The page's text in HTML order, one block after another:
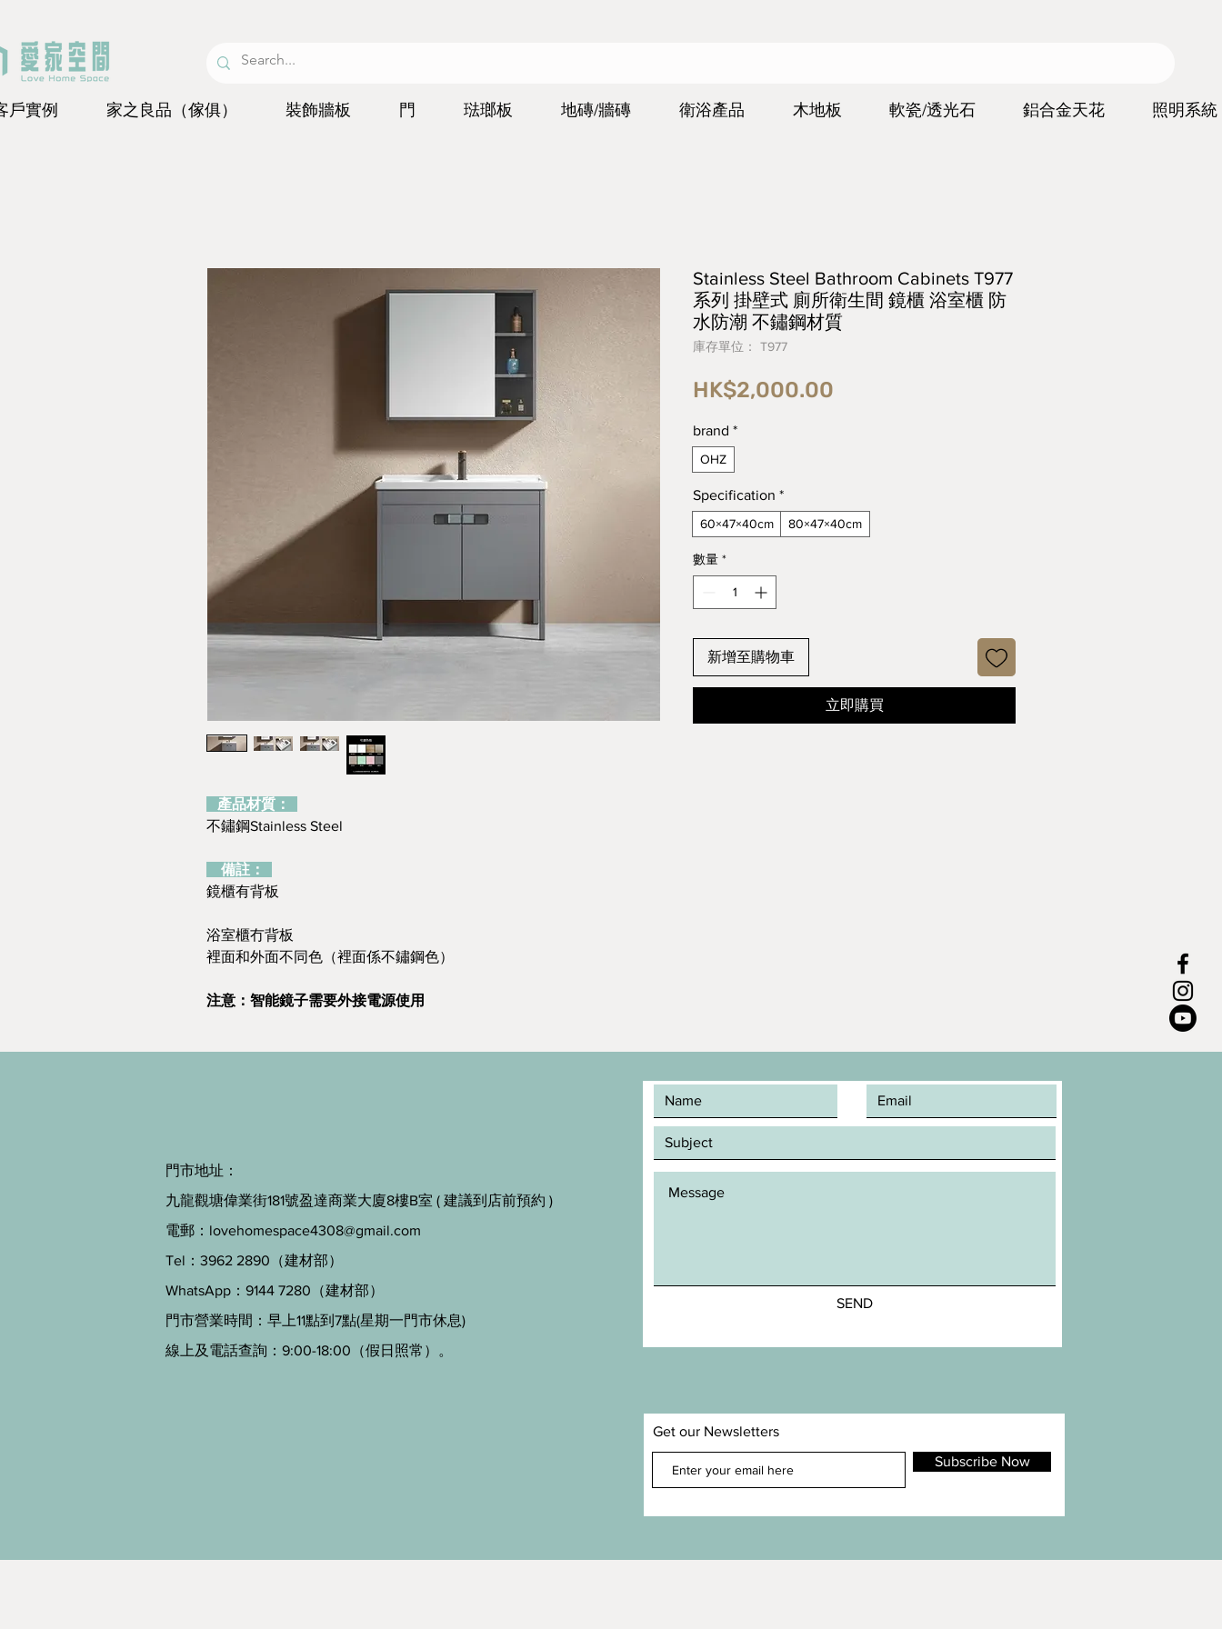
戶實例 家之良品（傢俱） 裝飾牆板 門 琺瑯板 地磚/牆磚 衛浴產品 木地板 軟瓷/透光石 鋁合金天花 照明系統
產品材質：
不鏽鋼Stainless Steel
備註：
鏡櫃有背板
浴室櫃冇背板
裡面和外面不同色（裡面係不鏽鋼色）
注意：智能鏡子需要外接電源使用
Stainless Steel Bathroom Cabinets T977
系列 掛壁式 廁所衛生間 鏡櫃 浴室櫃 防
水防潮 不鏽鋼材質
庫存單位： T977
HK$2,000.00
brand *
OHZ
Specification *
60×47×40cm 80×47×40cm
數量 *
新增至購物車
立即購買
門市地址：
九龍觀塘偉業街181號盈達商業大廈8樓B室 ( 建議到店前預約 )
電郵： lovehomespace4308@gmail.com
Tel：3962 2890（建材部）
WhatsApp：9144 7280（建材部）
門市營業時間：早上11點到7點(星期一門市休息)
線上及電話查詢：9:00-18:00（假日照常）。
SEND
Get our Newsletters
Subscribe Now